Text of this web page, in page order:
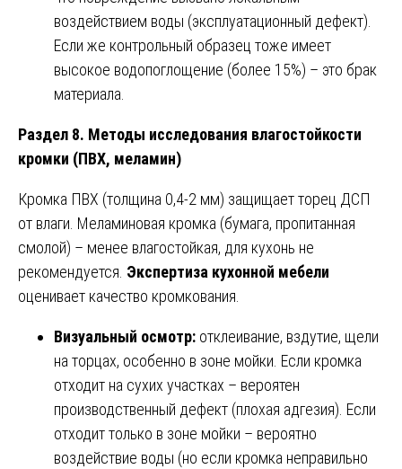
воздействием воды (эксплуатационный дефект).
Если же контрольный образец тоже имеет
высокое водопоглощение (более 15%) – это брак
материала.
Раздел 8. Методы исследования влагостойкости
кромки (ПВХ, меламин)
Кромка ПВХ (толщина 0,4-2 мм) защищает торец ДСП
от влаги. Меламиновая кромка (бумага, пропитанная
смолой) – менее влагостойкая, для кухонь не
рекомендуется. Экспертиза кухонной мебели
оценивает качество кромкования.
Визуальный осмотр: отклеивание, вздутие, щели
на торцах, особенно в зоне мойки. Если кромка
отходит на сухих участках – вероятен
производственный дефект (плохая адгезия). Если
отходит только в зоне мойки – вероятно
воздействие воды (но если кромка неправильно